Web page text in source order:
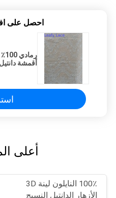
احصل على
أقمشة دانتيل
أعلى
100٪ النايلون لينة 3D
الأزهار الدانتيل النسيج